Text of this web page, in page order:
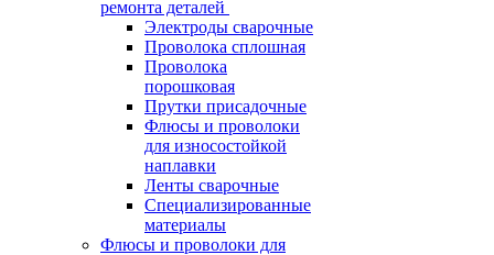
ремонта деталей
Электроды сварочные
Проволока сплошная
Проволока
порошковая
Прутки присадочные
Флюсы и проволоки
для износостойкой
наплавки
Ленты сварочные
Специализированные
материалы
Флюсы и проволоки для